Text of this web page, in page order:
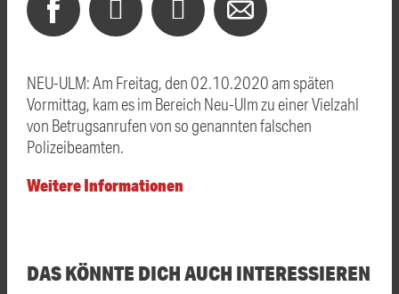
NEU-ULM: Am Freitag, den 02.10.2020 am späten
Vormittag, kam es im Bereich Neu-Ulm zu einer Vielzahl
von Betrugsanrufen von so genannten falschen
Polizeibeamten.
Weitere Informationen
DAS KÖNNTE DICH AUCH INTERESSIEREN